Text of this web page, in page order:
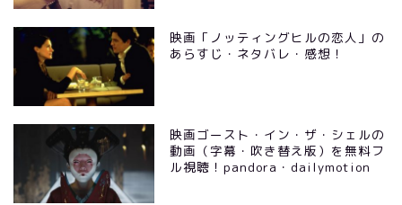
映画「ノッティングヒルの恋人」の
あらすじ・ネタバレ・感想！
映画ゴースト・イン・ザ・シェルの
動画（字幕・吹き替え版）を無料フ
ル視聴！pandora・dailymotion